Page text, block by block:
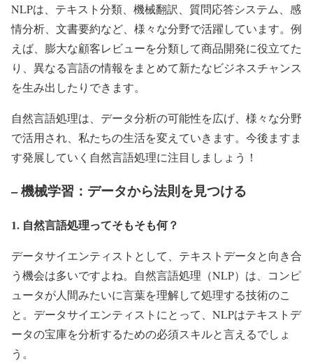
NLPは、テキスト分類、機械翻訳、質問応答システム、感
情分析、文書要約など、様々な分野で活躍しています。例
えば、膨大な顧客レビューを分類して商品開発に役立てた
り、異なる言語の情報をまとめて新たなビジネスチャンス
を生み出したりできます。
自然言語処理は、データ分析の可能性を広げ、様々な分野
で活用され、私たちの生活を変えていきます。今後ますま
す発展していく自然言語処理に注目しましょう！
– 機械学習：データから法則を見つける
1. 自然言語処理ってそもそも何？
データサイエンティストとして、テキストデータと向き合
う機会は多いですよね。自然言語処理（NLP）は、コンピ
ュータが人間みたいに言葉を理解して処理する技術のこ
と。データサイエンティストにとって、NLPはテキストデ
ータの宝庫を分析するための必須スキルと言えるでしょ
う。